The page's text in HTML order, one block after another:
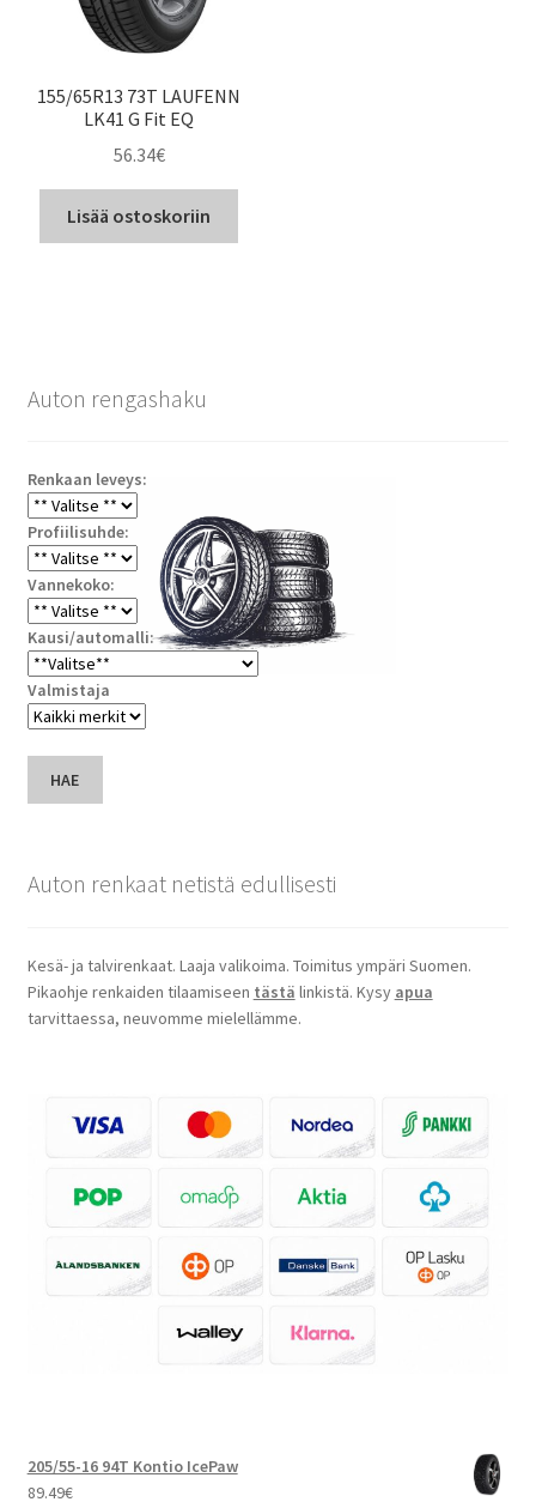
155/65R13 73T LAUFENN
LK41 G Fit EQ
56.34€
Lisää ostoskoriin
Auton rengashaku
Renkaan leveys:
Profiilisuhde:
Vannekoko:
Kausi/automalli:
Valmistaja
HAE
Auton renkaat netistä edullisesti
Kesä- ja talvirenkaat. Laaja valikoima. Toimitus ympäri Suomen.
Pikaohje renkaiden tilaamiseen tästä linkistä. Kysy apua
tarvittaessa, neuvomme mielellämme.
205/55-16 94T Kontio IcePaw
89.49€